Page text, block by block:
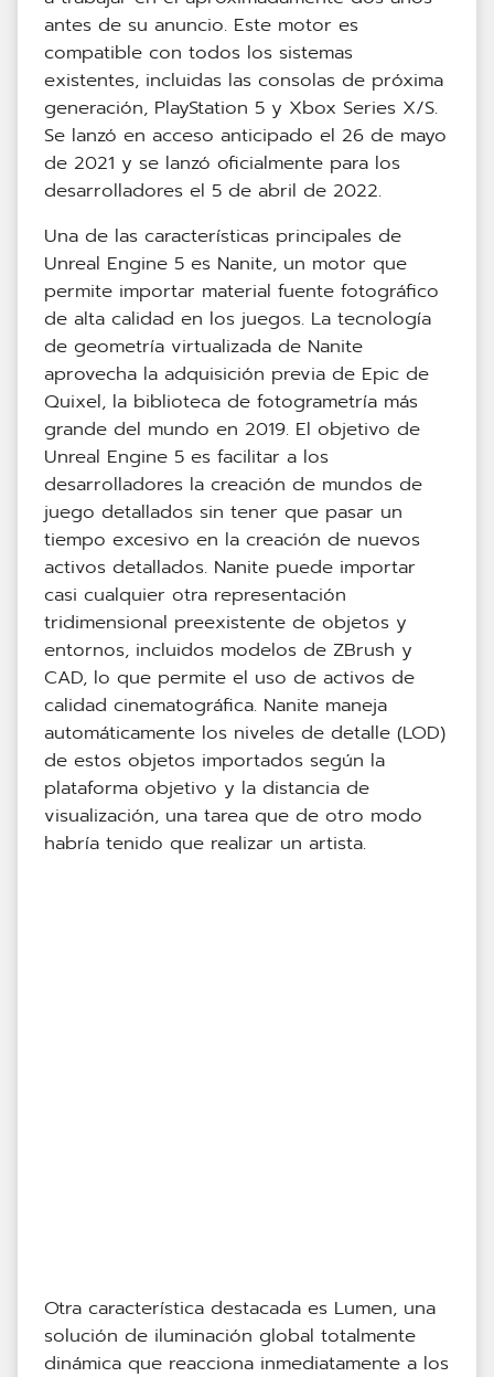
antes de su anuncio. Este motor es
compatible con todos los sistemas
existentes, incluidas las consolas de próxima
generación, PlayStation 5 y Xbox Series X/S.
Se lanzó en acceso anticipado el 26 de mayo
de 2021 y se lanzó oficialmente para los
desarrolladores el 5 de abril de 2022.
Una de las características principales de
Unreal Engine 5 es Nanite, un motor que
permite importar material fuente fotográfico
de alta calidad en los juegos. La tecnología
de geometría virtualizada de Nanite
aprovecha la adquisición previa de Epic de
Quixel, la biblioteca de fotogrametría más
grande del mundo en 2019. El objetivo de
Unreal Engine 5 es facilitar a los
desarrolladores la creación de mundos de
juego detallados sin tener que pasar un
tiempo excesivo en la creación de nuevos
activos detallados. Nanite puede importar
casi cualquier otra representación
tridimensional preexistente de objetos y
entornos, incluidos modelos de ZBrush y
CAD, lo que permite el uso de activos de
calidad cinematográfica. Nanite maneja
automáticamente los niveles de detalle (LOD)
de estos objetos importados según la
plataforma objetivo y la distancia de
visualización, una tarea que de otro modo
habría tenido que realizar un artista.
Otra característica destacada es Lumen, una
solución de iluminación global totalmente
dinámica que reacciona inmediatamente a los